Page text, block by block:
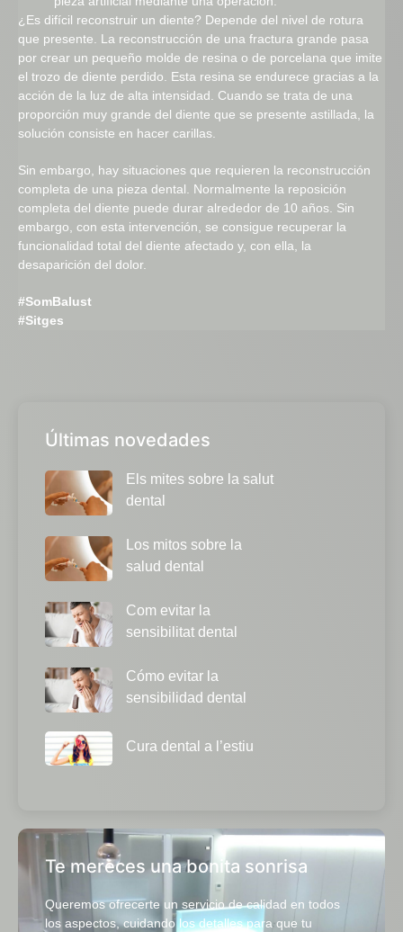
¿Es difícil reconstruir un diente? Depende del nivel de rotura
que presente. La reconstrucción de una fractura grande pasa
por crear un pequeño molde de resina o de porcelana que imite
el trozo de diente perdido. Esta resina se endurece gracias a la
acción de la luz de alta intensidad. Cuando se trata de una
proporción muy grande del diente que se presente astillada, la
solución consiste en hacer carillas.
Sin embargo, hay situaciones que requieren la reconstrucción
completa de una pieza dental. Normalmente la reposición
completa del diente puede durar alrededor de 10 años. Sin
embargo, con esta intervención, se consigue recuperar la
funcionalidad total del diente afectado y, con ella, la
desaparición del dolor.
#SomBalust
#Sitges
Últimas novedades
Els mites sobre la salut
dental
Los mitos sobre la
salud dental
Com evitar la
sensibilitat dental
Cómo evitar la
sensibilidad dental
Cura dental a l’estiu
Te mereces una bonita sonrisa
Queremos ofrecerte un servicio de calidad en todos
los aspectos, cuidando los detalles para que tu